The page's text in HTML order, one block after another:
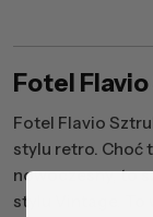
Fotel
Fotel Flavio
stylu retro. Choć
nowoczesny, to
stylu Vintage. To